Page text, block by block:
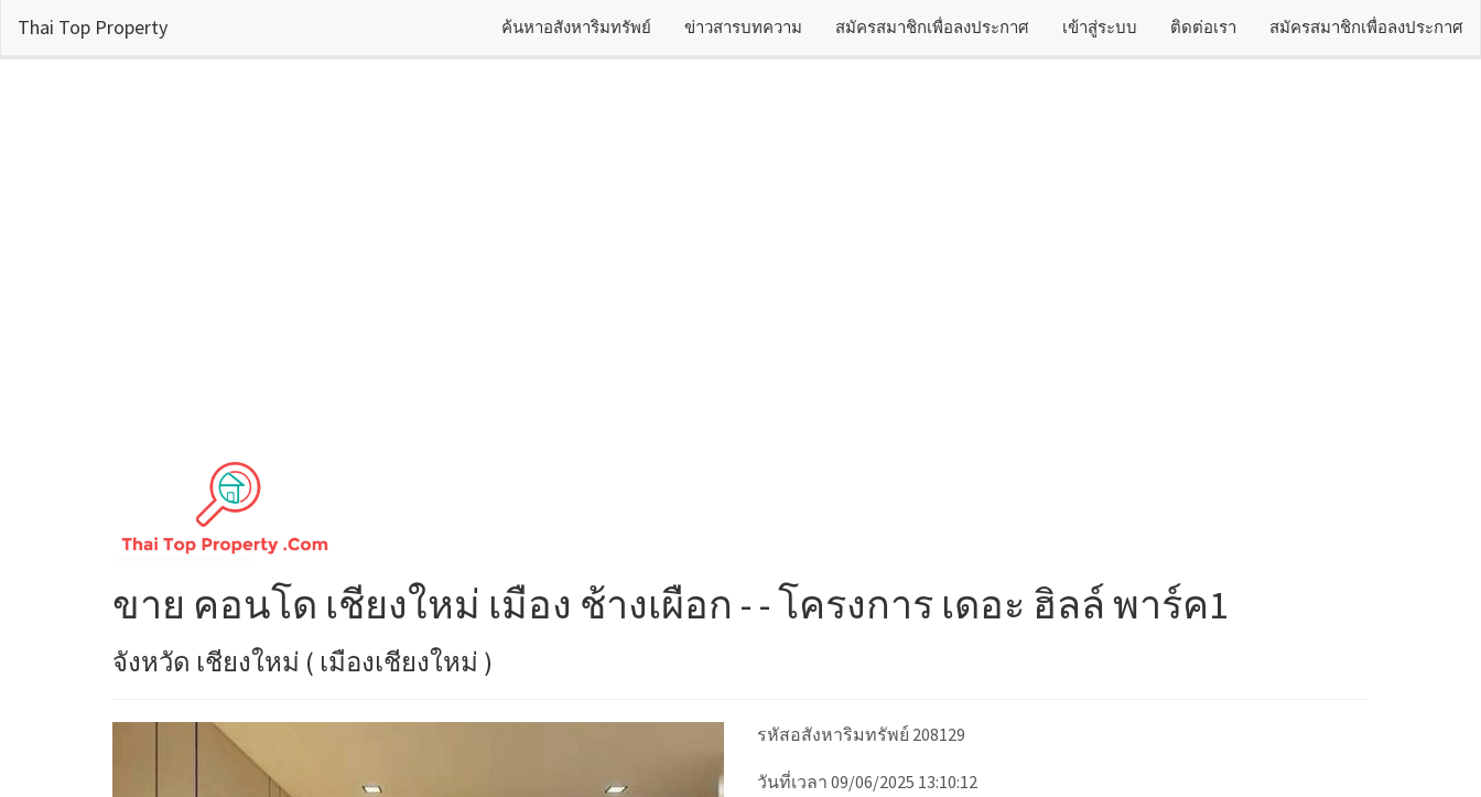
Thai Top Property ค้นหาอสังหาริมทรัพย์ ข่าวสารบทความ สมัครสมาชิกเพื่อลงประกาศ เข้าสู่ระบบ ติดต่อเรา สมัครสมาชิกเพื่อลงประกาศ
ขาย คอนโด เชียงใหม่ เมือง ช้างเผือก - - โครงการ เดอะ ฮิลล์ พาร์ค1
จังหวัด เชียงใหม่ ( เมืองเชียงใหม่ )
รหัสอสังหาริมทรัพย์ 208129
วันที่เวลา 09/06/2025 13:10:12